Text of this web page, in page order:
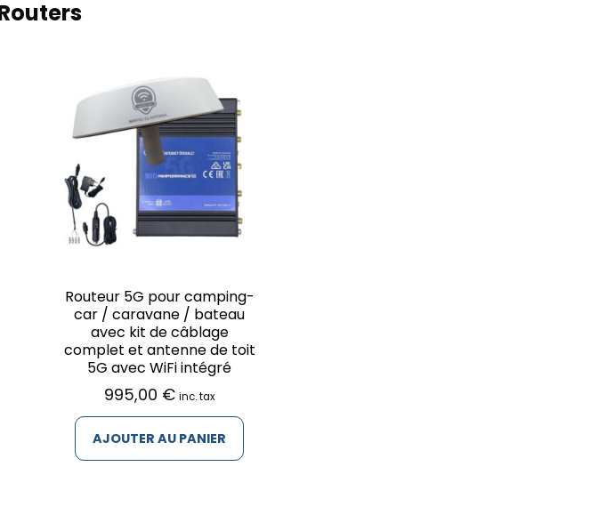
Routeur 5G pour camping-
car / caravane / bateau
avec kit de câblage
complet et antenne de toit
5G avec WiFi intégré
995,00 € inc. tax
AJOUTER AU PANIER